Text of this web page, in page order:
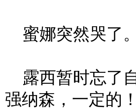
蜜娜突然哭了。
露西暂时忘了
强纳森，一定的